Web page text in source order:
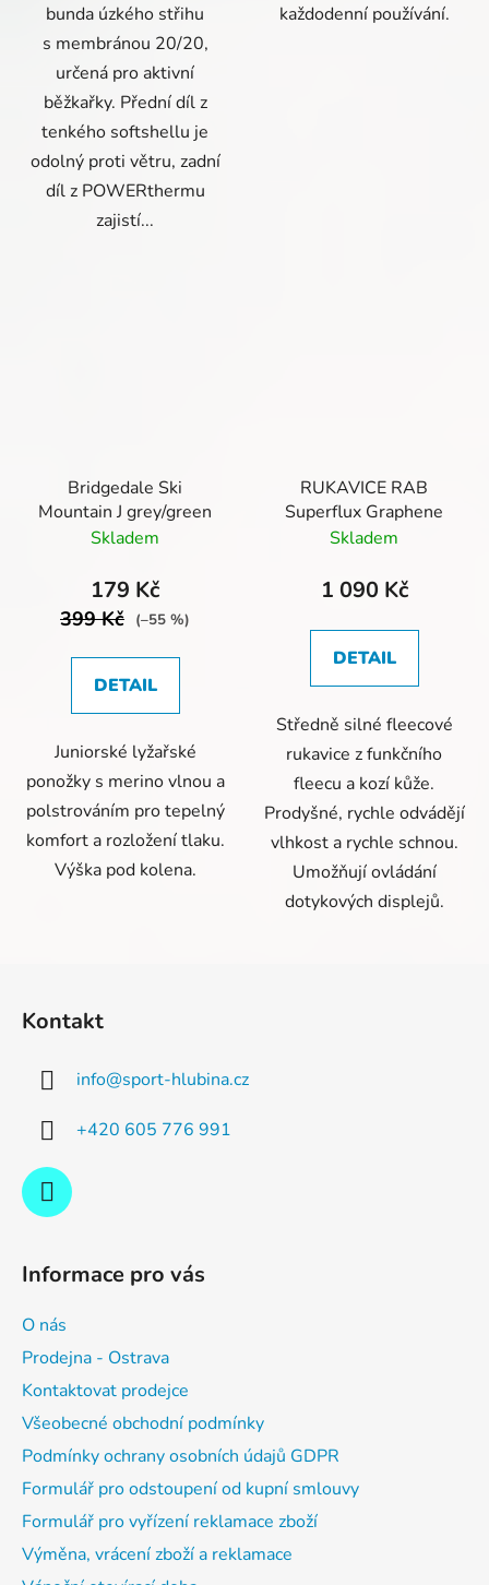
bunda úzkého střihu
s membránou 20/20,
určená pro aktivní
běžkařky. Přední díl z
tenkého softshellu je
odolný proti větru, zadní
díl z POWERthermu
zajistí...
každodenní používání.
Bridgedale Ski
Mountain J grey/green
Skladem
179 Kč
399 Kč (–55 %)
DETAIL
Juniorské lyžařské
ponožky s merino vlnou a
polstrováním pro tepelný
komfort a rozložení tlaku.
Výška pod kolena.
RUKAVICE RAB
Superflux Graphene
Skladem
1 090 Kč
DETAIL
Středně silné fleecové
rukavice z funkčního
fleecu a kozí kůže.
Prodyšné, rychle odvádějí
vlhkost a rychle schnou.
Umožňují ovládání
dotykových displejů.
Kontakt
info@sport-hlubina.cz
+420 605 776 991
Informace pro vás
O nás
Prodejna - Ostrava
Kontaktovat prodejce
Všeobecné obchodní podmínky
Podmínky ochrany osobních údajů GDPR
Formulář pro odstoupení od kupní smlouvy
Formulář pro vyřízení reklamace zboží
Výměna, vrácení zboží a reklamace